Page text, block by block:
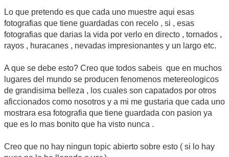
Lo que pretendo es que cada uno muestre aqui esas
fotografias que tiene guardadas con recelo , si , esas
fotografias que darias la vida por verlo en directo , tornados ,
rayos , huracanes , nevadas impresionantes y un largo etc.
A que se debe esto? Creo que todos sabeis que en muchos
lugares del mundo se producen fenomenos metereologicos
de grandisima belleza , los cuales son capatados por otros
aficcionados como nosotros y a mi me gustaria que cada uno
mostrara esa fotografia que tiene guardada con pasion ya
que es lo mas bonito que ha visto nunca .
Creo que no hay ningun topic abierto sobre esto ( si lo hay